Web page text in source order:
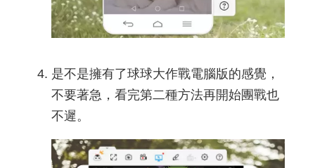
是不是擁有了球球大作戰電腦版的感覺，
不要著急，看完第二種方法再開始團戰也
不遲。